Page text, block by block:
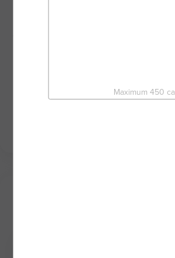
C’est le moment de créer votre
Maximum 450